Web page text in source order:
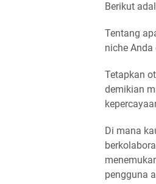
Berikut
Tentang
niche
Tetapkan
demikian
Di mana
pengguna